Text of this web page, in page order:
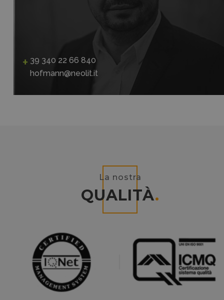
39 340 22 66 840
hofmann@neolit.it
La nostra
QUALITÀ.